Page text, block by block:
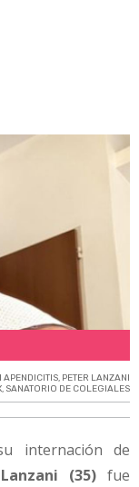
APENDICITIS, PETER LANZANI
, SANATORIO DE COLEGIALES
internación de
(35) fue